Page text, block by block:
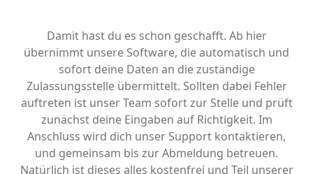
Damit hast du es schon geschafft. Ab hier
übernimmt unsere Software, die automatisch und
sofort deine Daten an die zuständige
Zulassungsstelle übermittelt. Sollten dabei Fehler
auftreten ist unser Team sofort zur Stelle und prüft
zunächst deine Eingaben auf Richtigkeit. Im
Anschluss wird dich unser Support kontaktieren,
und gemeinsam bis zur Abmeldung betreuen.
Natürlich ist dieses alles kostenfrei und Teil unserer